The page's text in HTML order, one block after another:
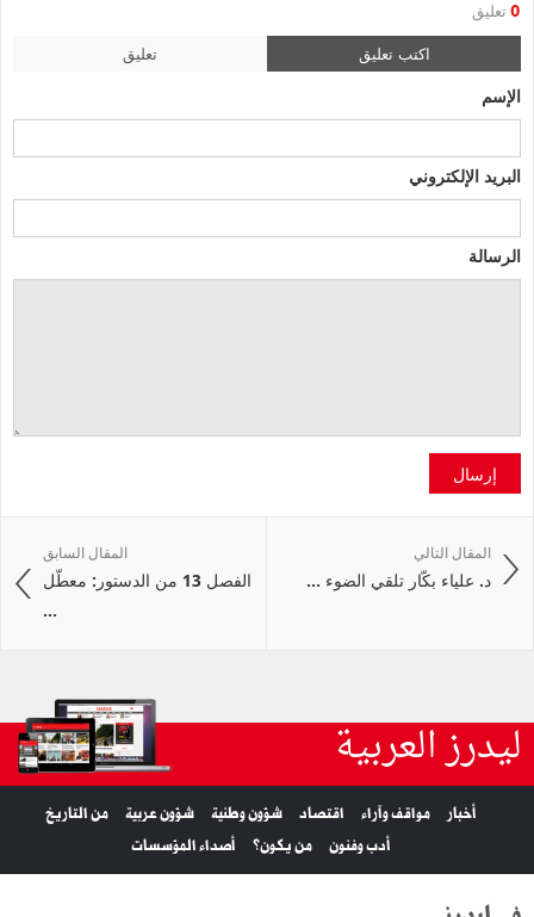
0 تعليق
اكتب تعليق تعليق
الإسم
البريد الإلكتروني
الرسالة
إرسال
المقال السابق
الفصل 13 من الدستور: معطّل
...
المقال التالي
د. علياء بكّار تلقي الضوء ...
ليدرز العربية
أخبار مواقف وآراء اقتصاد شؤون وطنية شؤون عربية
من التاريخ
أدب وفنون
من يكون؟ أصداء المؤسسات